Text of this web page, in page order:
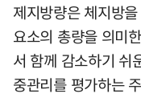
제지방량은 체지방
요소의 총량을 의미
서 함께 감소하기 쉬
중관리를 평가하는